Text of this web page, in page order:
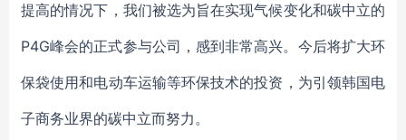
提高的情况下，我们被选为旨在实现气候变化和碳中立的
P4G峰会的正式参与公司，感到非常高兴。今后将扩大环
保袋使用和电动车运输等环保技术的投资， 为引领韩国电
子商务业界的碳中立而努力。